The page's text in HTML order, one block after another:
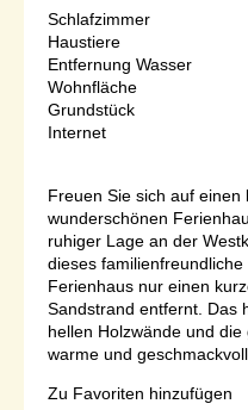
Schlafzimmer
Haustiere
Entfernung Wasser
Wohnfläche
Grundstück
Internet
Freuen Sie sich auf
wunderschönen
ruhiger Lage an der
dieses
Ferienhaus nur einen
Sandstrand entfernt. Das
hellen Holzwände und
warme und
Zu Favoriten hinzufügen